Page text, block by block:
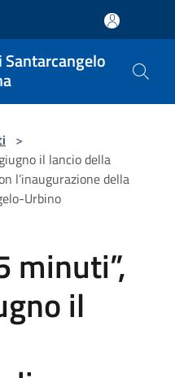
Santarcangelo
>
il lancio della
l’inaugurazione della
Urbino
minuti”,
il